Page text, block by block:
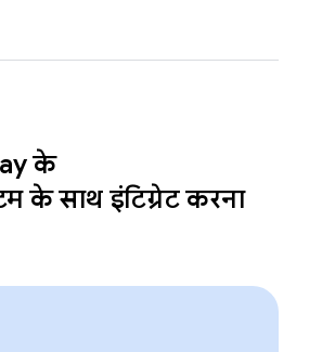
के
के साथ इंटिग्रेट करना